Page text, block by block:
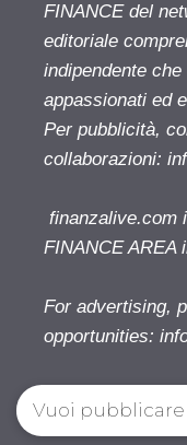
FINANCE del
editoriale
indipendente
appassionati ed
Per pubblicità,
collaborazioni:
finanzalive.com
FINANCE
For advertising,
opportunities:
Vuoi